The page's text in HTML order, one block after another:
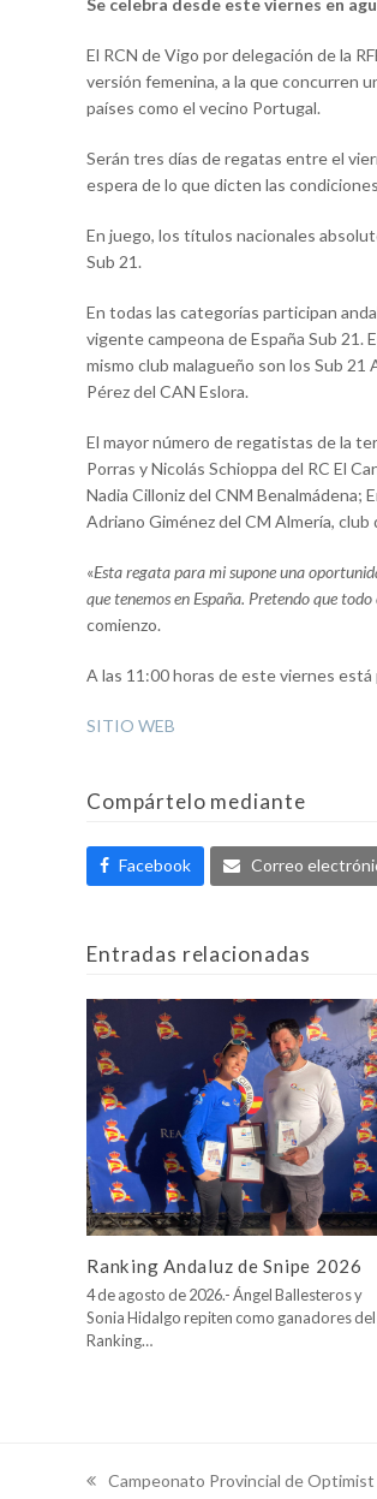
El RCN de Vigo por delegación de la
versión femenina, a la que concurren
países como el vecino Portugal.
Serán tres días de regatas entre el
espera de lo que dicten las
En juego, los títulos nacionales
Sub 21.
En todas las categorías participan
vigente campeona de España Sub 21.
mismo club malagueño son los Sub
Pérez del CAN Eslora.
El mayor número de regatistas de la
Porras y Nicolás Schioppa del RC El
Nadia Cilloniz del CNM Benalmádena;
Adriano Giménez del CM Almería, club
«Esta regata para mi supone una
que tenemos en España. Pretendo que
comienzo.
A las 11:00 horas de este viernes
SITIO WEB
Compártelo mediante
Facebook Correo
Entradas relacionadas
Ranking Andaluz de Snipe 2026
4 de agosto de 2026.- Ángel Ballesteros y
Sonia Hidalgo repiten como ganadores del
Ranking…
previous
Campeonato Provincial de Optimist